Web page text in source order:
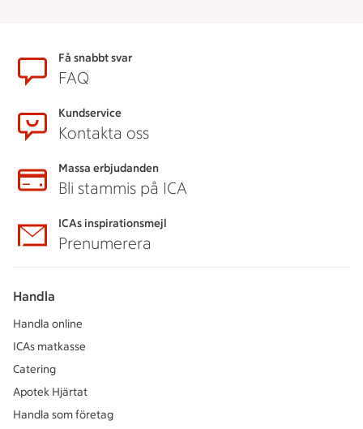
SidfotFå snabbt svar
FAQ
Kundservice
Kontakta oss
Massa erbjudanden
Bli stammis på ICA
ICAs inspirationsmejl
Prenumerera
Handla
Handla online
ICAs matkasse
Catering
Apotek Hjärtat
Handla som företag